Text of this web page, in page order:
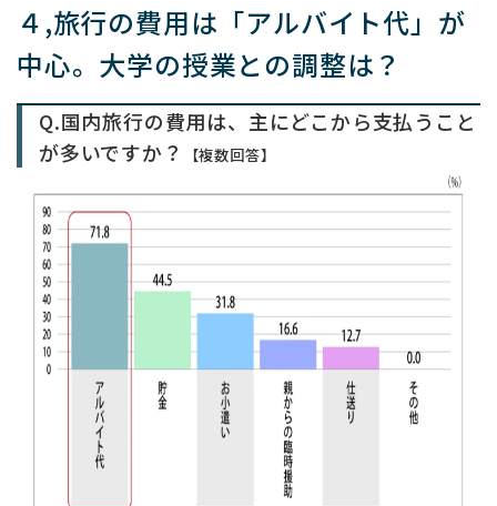
４,旅行の費用は「アルバイト代」が
中心。大学の授業との調整は？
Q.国内旅行の費用は、主にどこから支払うこと
が多いですか？
【複数回答】